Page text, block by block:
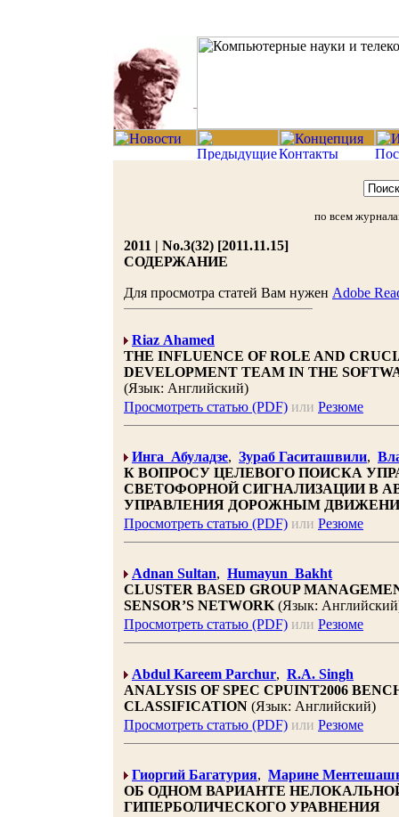
по всем
2011 | No.3(32) [2011.11.15]
СОДЕРЖАНИЕ
Для просмотра статей Вам нужен Adobe
Riaz Ahamed
THE INFLUENCE OF ROLE AND
DEVELOPMENT TEAM IN THE
(Язык: Английский)
Просмотреть статью (PDF) или Резюме
Инга Абуладзе, Зураб Гаситашвили,
К ВОПРОСУ ЦЕЛЕВОГО ПОИСКА
СВЕТОФОРНОЙ СИГНАЛИЗАЦИИ В
УПРАВЛЕНИЯ ДОРОЖНЫМ
Просмотреть статью (PDF) или Резюме
Adnan Sultan, Humayun Bakht
CLUSTER BASED GROUP
SENSOR’S NETWORK (Язык:
Просмотреть статью (PDF) или Резюме
Abdul Kareem Parchur, R.A. Singh
ANALYSIS OF SPEC CPUINT2006
CLASSIFICATION (Язык: Английский)
Просмотреть статью (PDF) или Резюме
Гиоргий Багатурия, Марине
ОБ ОДНОМ ВАРИАНТЕ
ГИПЕРБОЛИЧЕСКОГО УРАВНЕНИЯ